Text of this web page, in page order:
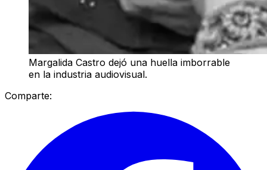
Margalida Castro dejó una huella imborrable
en la industria audiovisual.
Comparte: